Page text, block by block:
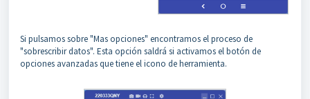
Si pulsamos sobre "Mas opciones" encontramos el proceso de
"sobrescribir datos". Esta opción saldrá si activamos el botón de
opciones avanzadas que tiene el icono de herramienta.